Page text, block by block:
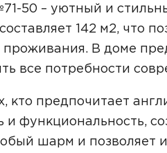
50 – уютный и
142 м2, что
В доме
все потребности
кто предпочитает
и функциональность,
шарм и позволяет
Предпочтительный способ
Даюсогласие на